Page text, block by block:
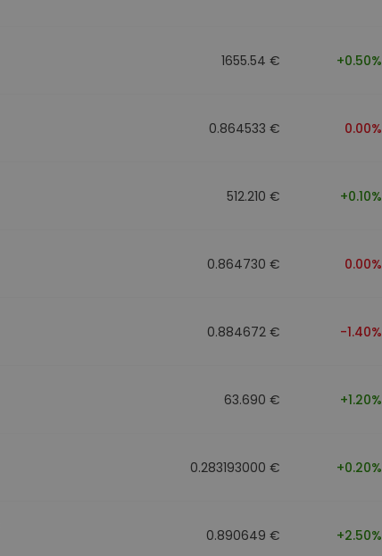
1655.54 € +0.50%
0.864533 € 0.00%
512.210 € +0.10%
0.864730 € 0.00%
0.884672 € -1.40%
63.690 € +1.20%
0.283193000 € +0.20%
0.890649 € +2.50%